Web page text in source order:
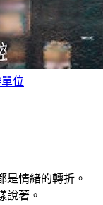
位
是情緒的轉折。
說著。